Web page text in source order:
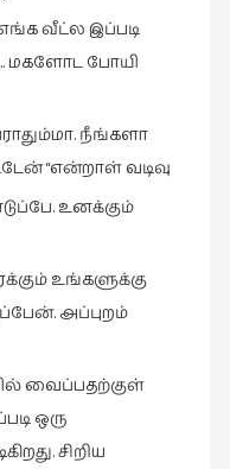
வீட்ல இப்படி
மகளோட போயி
நீங்களா
“என்றாள் வடிவு
உனக்கும்
உங்களுக்கு
அப்புறம்
வைப்பதற்குள்
ஒரு
சிறிய